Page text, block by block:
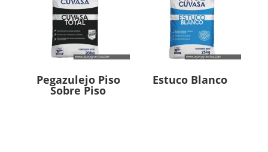
Pegazulejo Piso
Sobre Piso
Estuco Blanco